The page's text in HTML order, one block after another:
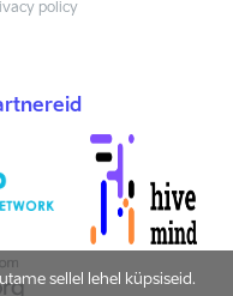
policy
sellel lehel küpsiseid.